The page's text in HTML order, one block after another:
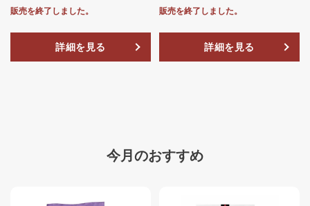
販売を終了しました。
詳細を見る
販売を終了しました。
詳細を見る
今月のおすすめ